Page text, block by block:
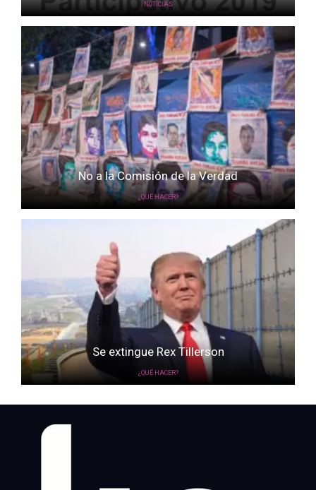
NOTICIAS
No a la Comisión de la Verdad
¿QUÉ HACER?
Se extingue Rex Tillerson
¿QUÉ HACER?